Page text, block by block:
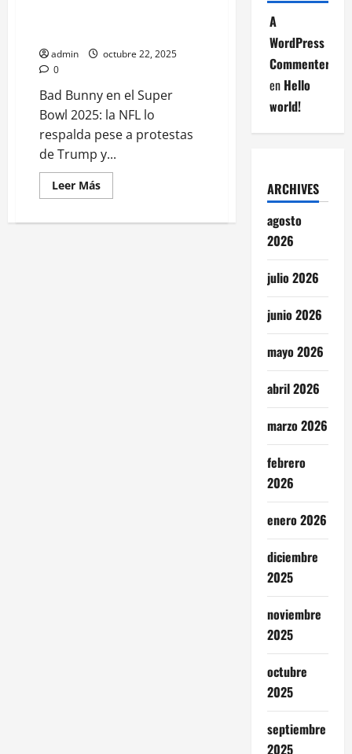
admin
octubre 22, 2025
0
Bad Bunny en el Super
Bowl 2025: la NFL lo
respalda pese a protestas
de Trump y...
Leer MásLeer
más
NFL
A
WordPress
Commenter
en Hello
world!
ARCHIVES
agosto
2026
julio 2026
junio 2026
mayo 2026
abril 2026
marzo 2026
febrero
2026
enero 2026
diciembre
2025
noviembre
2025
octubre
2025
septiembre
2025